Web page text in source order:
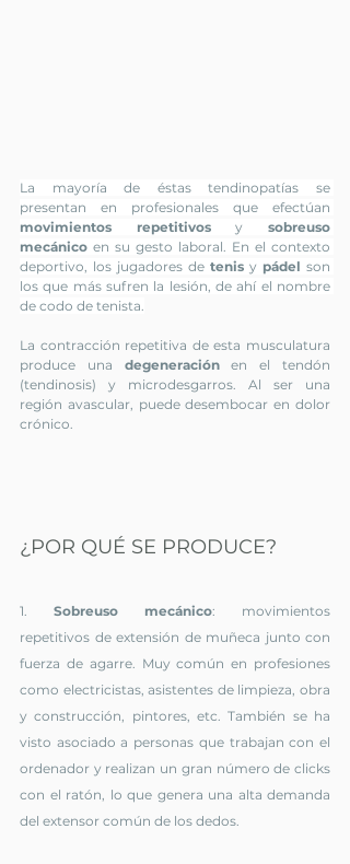
La mayoría de éstas tendinopatías se
movimientos repetitivos y sobreuso
mecánico en su gesto laboral. En el contexto
deportivo, los jugadores de tenis y pádel son
los que más sufren la lesión, de ahí el nombre
de codo de tenista.
La contracción repetitiva de esta musculatura
produce una degeneración en el tendón
(tendinosis) y microdesgarros. Al ser una
región avascular, puede desembocar en dolor
crónico.
¿POR QUÉ SE PRODUCE?
1. Sobreuso mecánico: movimientos
repetitivos de extensión de muñeca junto con
fuerza de agarre. Muy común en profesiones
como electricistas, asistentes de limpieza, obra
y construcción, pintores, etc. También se ha
visto asociado a personas que trabajan con el
ordenador y realizan un gran número de clicks
con el ratón, lo que genera una alta demanda
del extensor común de los dedos.